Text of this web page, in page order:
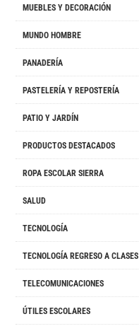
MUEBLES Y DECORACIÓN
MUNDO HOMBRE
PANADERÍA
PASTELERÍA Y REPOSTERÍA
PATIO Y JARDÍN
PRODUCTOS DESTACADOS
ROPA ESCOLAR SIERRA
SALUD
TECNOLOGÍA
TECNOLOGÍA REGRESO A CLASES
TELECOMUNICACIONES
ÚTILES ESCOLARES